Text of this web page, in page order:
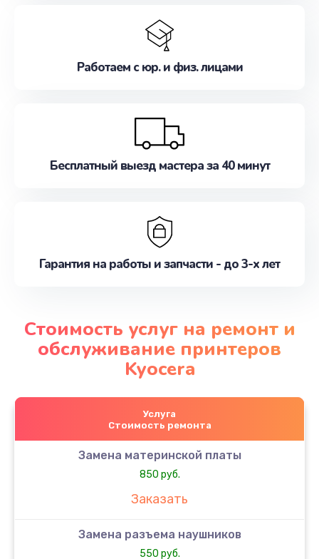
Работаем с юр. и физ. лицами
Бесплатный выезд мастера за 40 минут
Гарантия на работы и запчасти - до 3-х лет
Стоимость услуг на ремонт и
обслуживание принтеров
Kyocera
Услуга
Стоимость ремонта
Замена материнской платы
850 руб.
Заказать
Замена разъема наушников
550 руб.